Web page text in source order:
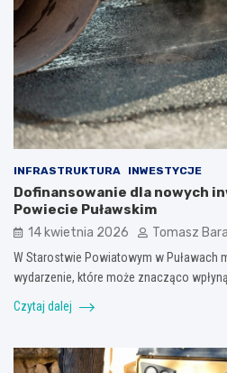
INFRASTRUKTURA INWESTYCJE
Dofinansowanie dla nowych
Powiecie Puławskim
14 kwietnia 2026 Tomasz
W Starostwie Powiatowym w Puławach
wydarzenie, które może znacząco
Czytaj dalej